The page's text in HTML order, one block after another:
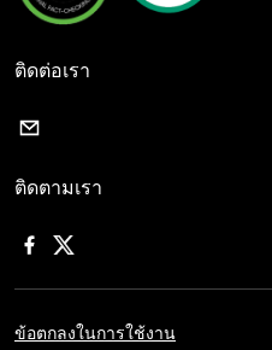
ติดต่อเรา
ติดตามเรา
ข้อตกลงในการใช้งาน